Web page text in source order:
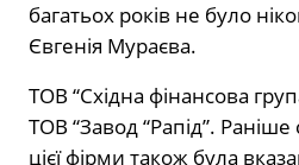
багатьох років не було
Євгенія Мураєва.
ТОВ “Східна фінансова
ТОВ “Завод “Рапід”. Раніше
цієї фірми також була